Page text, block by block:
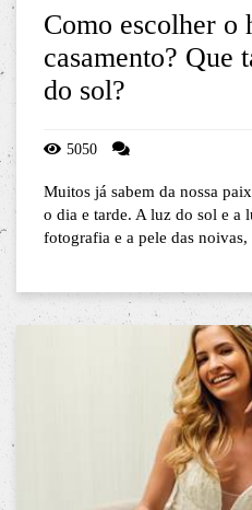
Como escolher o
casamento? Que
do sol?
5050
Muitos já sabem da nossa
o dia e tarde. A luz do sol e a
fotografia e a pele das noivas,